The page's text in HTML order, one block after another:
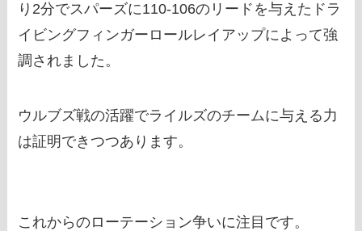
り2分でスパーズに110-106のリードを与えたドラ
イビングフィンガーロールレイアップによって強
調されました。
ウルブズ戦の活躍でライルズのチームに与える力
は証明できつつあります。
これからのローテーション争いに注目です。